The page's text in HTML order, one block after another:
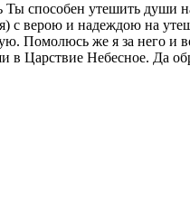
Ты способен утешить души
с верою и надеждою на
Помолюсь же я за него и
в Царствие Небесное. Да